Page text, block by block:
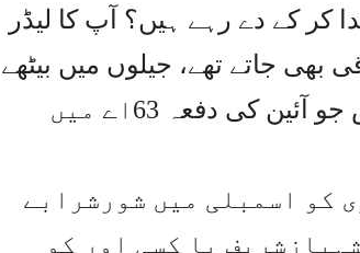
کر کے دے رہے ہیں؟ آپ کا لیڈر
بھی جاتے تھے، جیلوں میں بیٹھے
لوگوں کی ماؤں کے جنازے اٹھے ہیں، میرے پاس جو آئین کی دفعہ 63اے میں
کو اسمبلی میں شورشرابے
یا کسی اور کو